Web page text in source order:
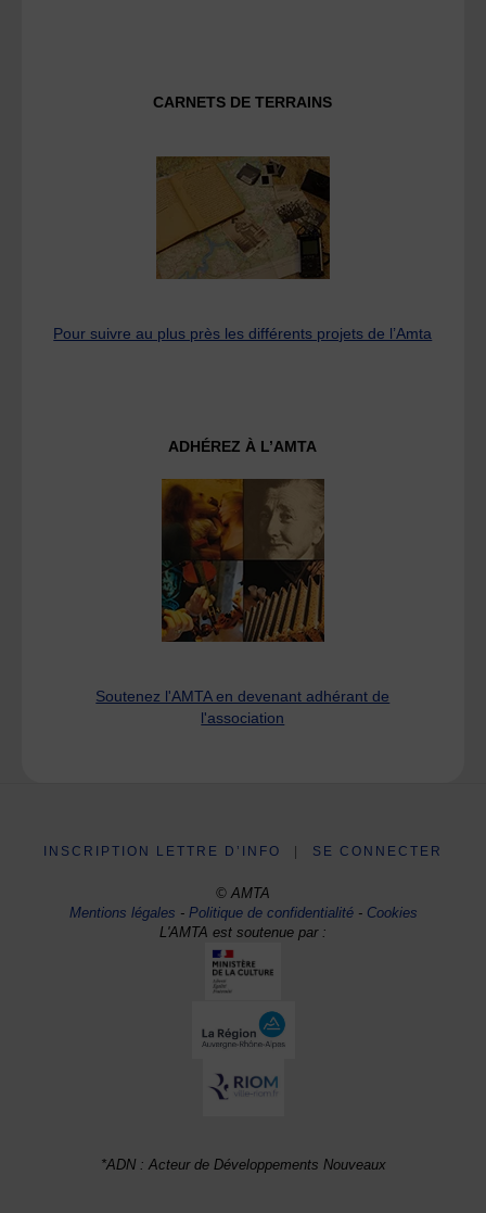
CARNETS DE TERRAINS
Pour suivre au plus près les différents projets de l’Amta
ADHÉREZ À L’AMTA
Soutenez l'AMTA en devenant adhérant de
l'association
INSCRIPTION LETTRE D’INFO SE CONNECTER
© AMTA
Mentions légales -Politique de confidentialité- Cookies
L'AMTA est soutenue par :
*ADN : Acteur de Développements Nouveaux